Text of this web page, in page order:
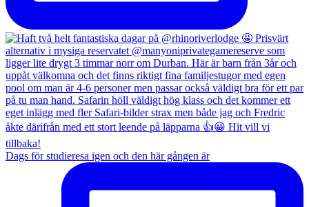
Dags för studieresa igen och den här gången är